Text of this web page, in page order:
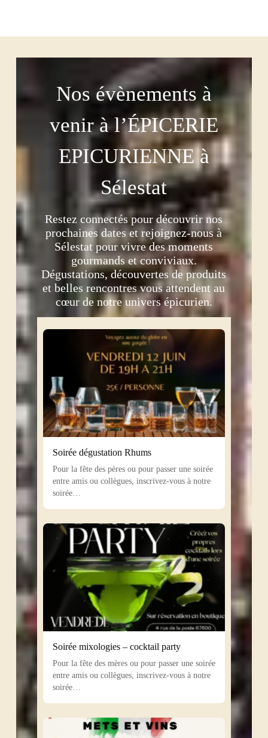
Nos évènements à
venir à l’ÉPICERIE
EPICURIENNE à
Sélestat
Restez connectés pour découvrir nos
prochaines dates et rejoignez-nous à
Sélestat pour vivre des moments
gourmands et conviviaux.
Dégustations, découvertes de produits
et belles rencontres vous attendent au
cœur de notre univers épicurien.
Soirée dégustation Rhums
Pour la fête des pères ou pour passer une soirée
entre amis ou collègues, inscrivez-vous à notre
soirée…
Soirée mixologies – cocktail party
Pour la fête des mères ou pour passer une soirée
entre amis ou collègues, inscrivez-vous à notre
soirée…